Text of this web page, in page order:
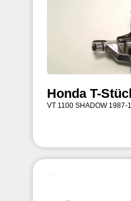
Honda T-
VT 1100 SHADOW 1987-